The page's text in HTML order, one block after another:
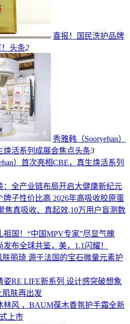
喜报！国民洗护品牌
头条2
秀雅韩（Sooryehan）
焕活系列成展会焦点头条3
）首次亮相CBE，真生焕活系列
：全产业链布局开启大健康新纪元
牌子性价比高 2026年高吸收胶原蛋
焦真吸收、真起效,10万用户盲测数
祖国！“中国MPV专家”尽显气魄
布全球共鉴，美，1.1闪耀！
丽琦 源于法国的宝石微量元素护
姿RE LIFE新系列 设计感突破想象
肌肤再出发
林风 ，BAUM葆木香氛护手霜全新
上市